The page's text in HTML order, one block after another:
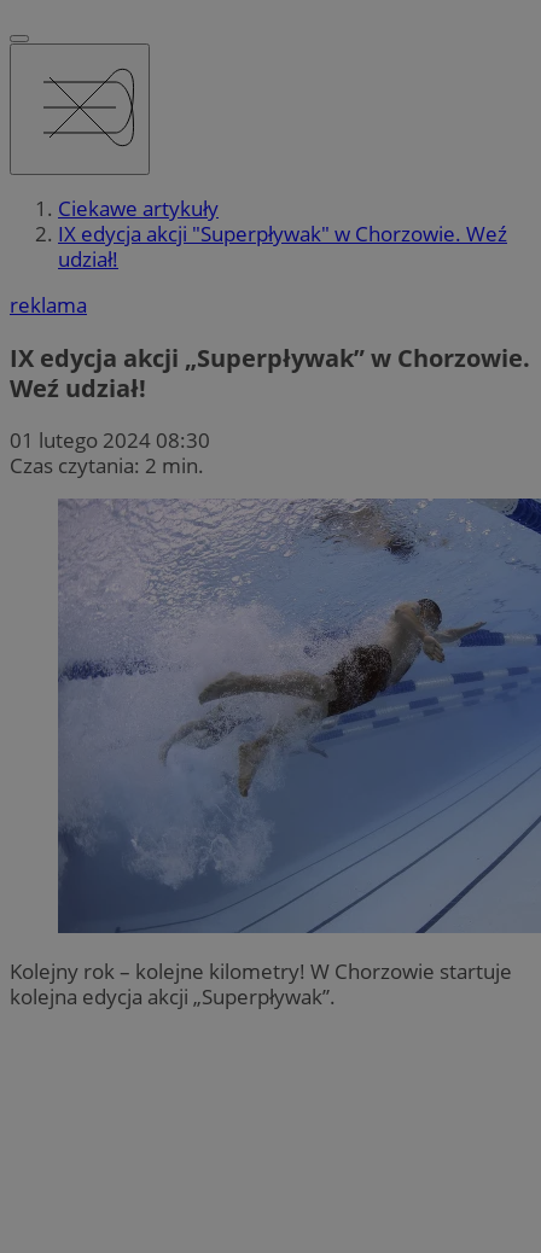
Ciekawe artykuły
IX edycja akcji "Superpływak" w Chorzowie. Weź
udział!
reklama
IX edycja akcji „Superpływak” w Chorzowie.
Weź udział!
01 lutego 2024 08:30
Czas czytania: 2 min.
Kolejny rok – kolejne kilometry! W Chorzowie startuje
kolejna edycja akcji „Superpływak”.